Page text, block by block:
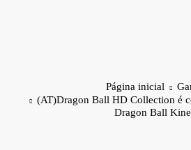
Página inicial
(AT)Dragon Ball HD Collection é
Dragon Ball